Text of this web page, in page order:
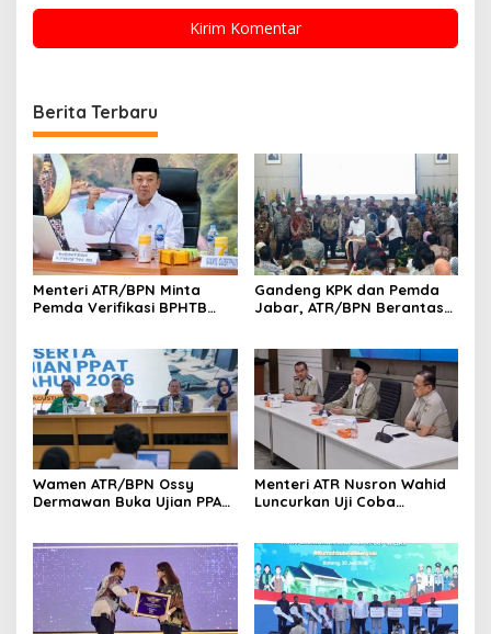
Berita Terbaru
Menteri ATR/BPN Minta
Pemda Verifikasi BPHTB
Gandeng KPK dan Pemda
Jabar, ATR/BPN Berantas
Wamen ATR/BPN Ossy
Dermawan Buka Ujian PPAT
Menteri ATR Nusron Wahid
Luncurkan Uji Coba